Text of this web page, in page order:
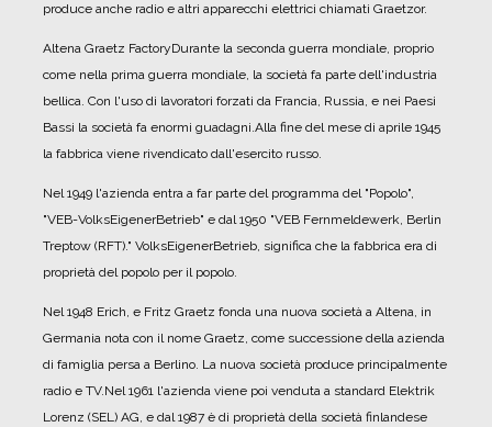
produce anche radio e altri apparecchi elettrici chiamati Graetzor.
Altena Graetz FactoryDurante la seconda guerra mondiale, proprio
come nella prima guerra mondiale, la società fa parte dell'industria
bellica. Con l'uso di lavoratori forzati da Francia, Russia, e nei Paesi
Bassi la società fa enormi guadagni.Alla fine del mese di aprile 1945
la fabbrica viene rivendicato dall'esercito russo.
Nel 1949 l'azienda entra a far parte del programma del "Popolo",
"VEB-VolksEigenerBetrieb" e dal 1950 "VEB Fernmeldewerk, Berlin
Treptow (RFT)." VolksEigenerBetrieb, significa che la fabbrica era di
proprietà del popolo per il popolo.
Nel 1948 Erich, e Fritz Graetz fonda una nuova società a Altena, in
Germania nota con il nome Graetz, come successione della azienda
di famiglia persa a Berlino. La nuova società produce principalmente
radio e TV.Nel 1961 l'azienda viene poi venduta a standard Elektrik
Lorenz (SEL) AG, e dal 1987 è di proprietà della società finlandese